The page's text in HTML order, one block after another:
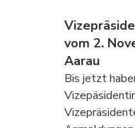
vom 2.
Aarau
Bis jetzt